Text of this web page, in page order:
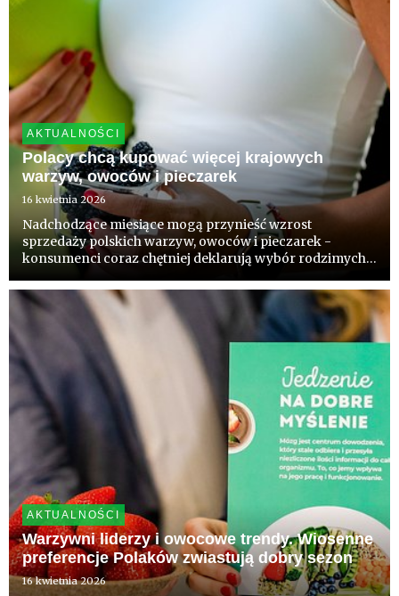
AKTUALNOŚCI
Polacy chcą kupować więcej krajowych
warzyw, owoców i pieczarek
16 kwietnia 2026
Nadchodzące miesiące mogą przynieść wzrost
sprzedaży polskich warzyw, owoców i pieczarek -
konsumenci coraz chętniej deklarują wybór rodzimych
komentują eksperci.
AKTUALNOŚCI
Warzywni liderzy i owocowe trendy. Wiosenne
preferencje Polaków zwiastują dobry sezon
16 kwietnia 2026